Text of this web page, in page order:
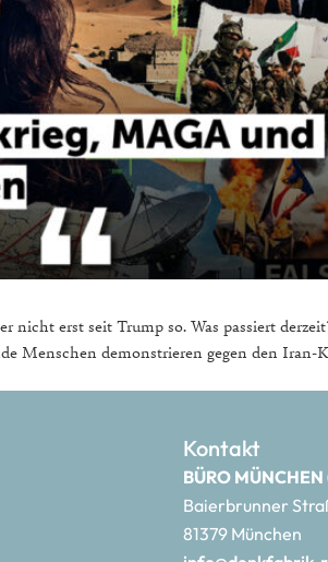
erst seit Trump so. Was passiert
Menschen demonstrieren gegen den Iran-
Kontakt
BÜRO MÜNCHEN
Baierbrunner
81379 München